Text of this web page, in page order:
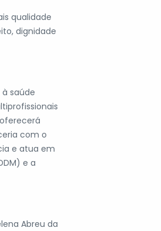
qualidade
dignidade
saúde
com o
e atua em
e a
Abreu da